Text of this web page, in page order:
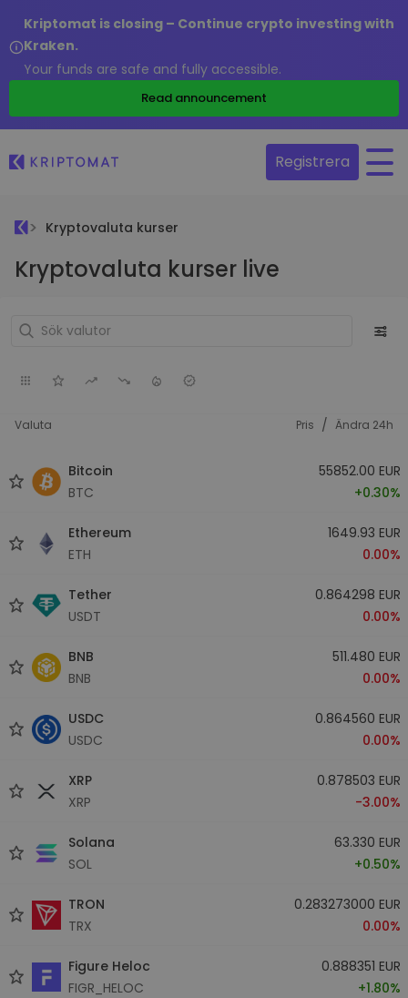
Kriptomat is closing – Continue crypto investing with
Kraken.
Your funds are safe and fully accessible.
Read announcement
Registrera
Kryptovaluta kurser
Kryptovaluta kurser live
Valuta Pris / Ändra 24h
Bitcoin
BTC
55852.00 EUR
+0.30%
Ethereum
ETH
1649.93 EUR
0.00%
Tether
USDT
0.864298 EUR
0.00%
BNB
BNB
511.480 EUR
0.00%
USDC
USDC
0.864560 EUR
0.00%
XRP
XRP
0.878503 EUR
-3.00%
Solana
SOL
63.330 EUR
+0.50%
TRON
TRX
0.283273000 EUR
0.00%
Figure Heloc
FIGR_HELOC
0.888351 EUR
+1.80%